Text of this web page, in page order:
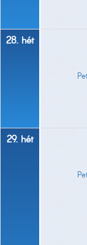
28. hét
29. hét